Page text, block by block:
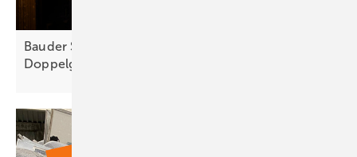
Bauder Solar: leichtes bifaziales
Doppelglasmodul